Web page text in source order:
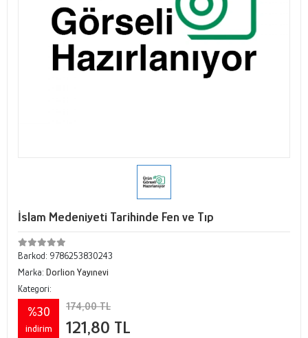
İslam Medeniyeti Tarihinde Fen ve Tıp
Barkod: 9786253830243
Marka: Dorlion Yayınevi
Kategori:
%30
indirim
174,00 TL
121,80 TL